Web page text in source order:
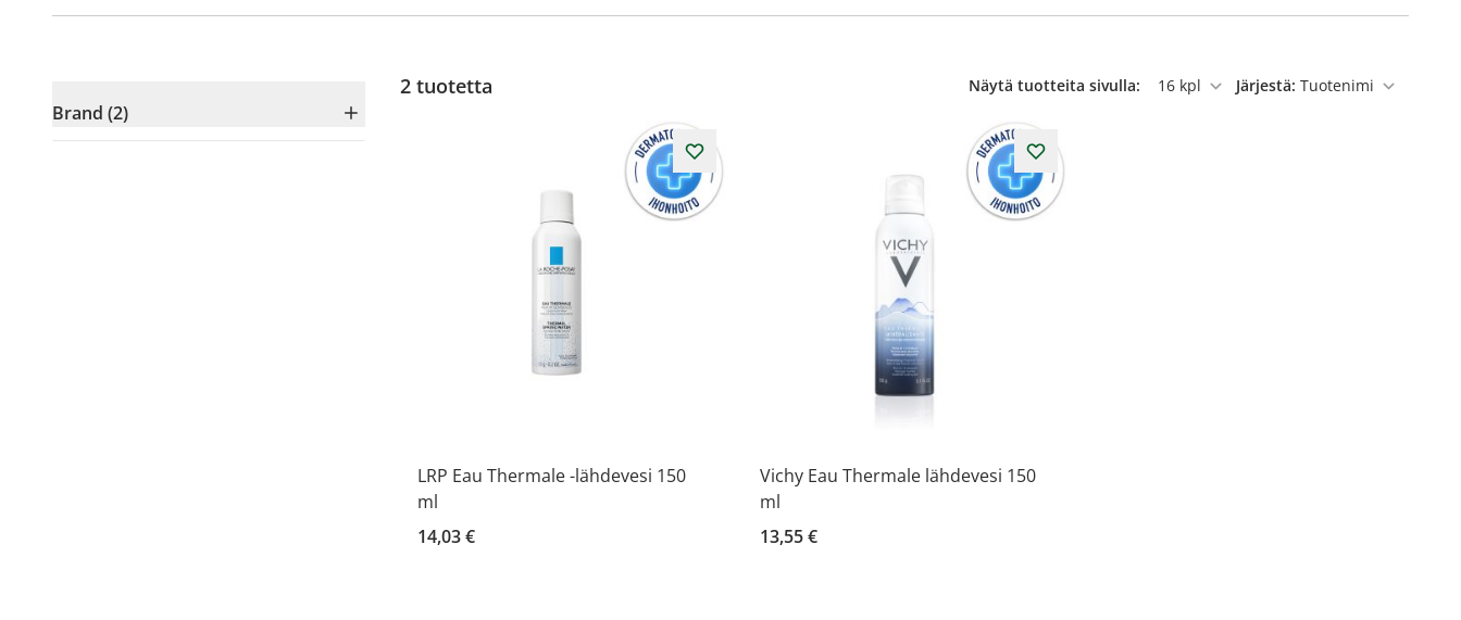
Brand (2)
2 tuotetta Näytä tuotteita sivulla:
per sivu
Järjestä:
LRP Eau Thermale -lähdevesi 150
ml
14,03 €
Vichy Eau Thermale lähdevesi 150
ml
13,55 €